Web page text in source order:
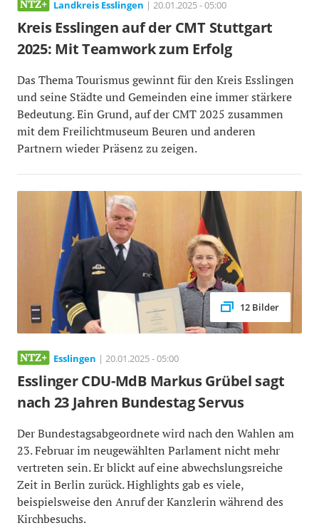
Landkreis Esslingen | 20.01.2025 - 05:00
Kreis Esslingen auf der CMT Stuttgart
2025: Mit Teamwork zum Erfolg
Das Thema Tourismus gewinnt für den Kreis Esslingen
und seine Städte und Gemeinden eine immer stärkere
Bedeutung. Ein Grund, auf der CMT 2025 zusammen
mit dem Freilichtmuseum Beuren und anderen
Partnern wieder Präsenz zu zeigen.
12 Bilder
Esslingen | 20.01.2025 - 05:00
Esslinger CDU-MdB Markus Grübel sagt
nach 23 Jahren Bundestag Servus
Der Bundestagsabgeordnete wird nach den Wahlen am
23. Februar im neugewählten Parlament nicht mehr
vertreten sein. Er blickt auf eine abwechslungsreiche
Zeit in Berlin zurück. Highlights gab es viele,
beispielsweise den Anruf der Kanzlerin während des
Kirchbesuchs.